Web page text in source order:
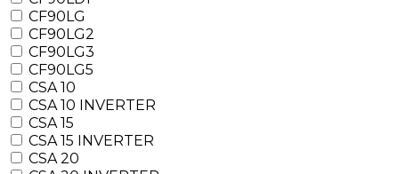
CF90LG
CF90LG2
CF90LG3
CF90LG5
CSA 10
CSA 10 INVERTER
CSA 15
CSA 15 INVERTER
CSA 20